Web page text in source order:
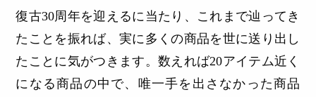
復古30周年を迎えるに当たり、これまで辿ってき
たことを振れば、実に多くの商品を世に送り出し
たことに気がつきます。数えれば20アイテム近く
になる商品の中で、唯一手を出さなかった商品